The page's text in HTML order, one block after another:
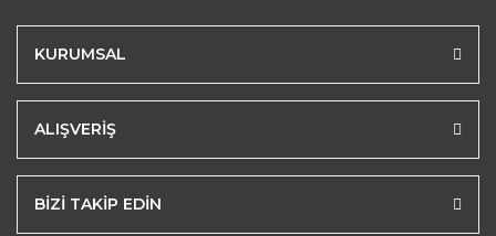
KURUMSAL
ALIŞVERİŞ
BİZİ TAKİP EDİN